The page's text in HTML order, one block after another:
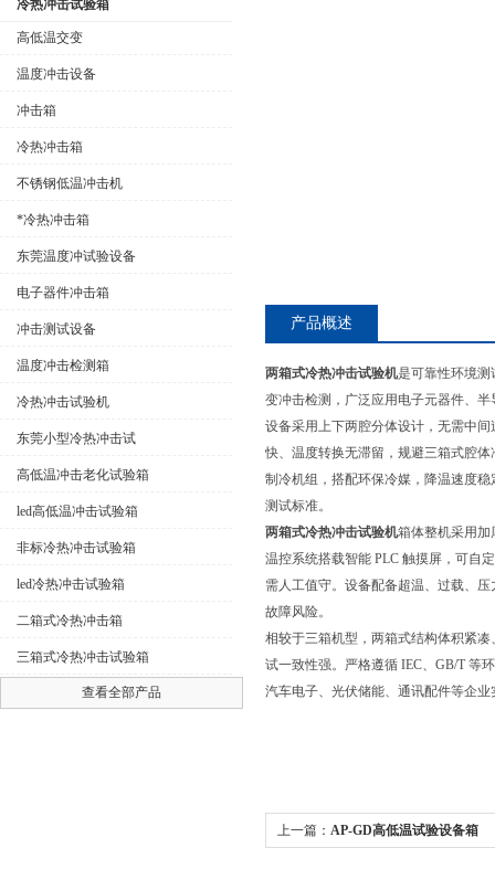
冷热冲击试验箱
高低温交变
温度冲击设备
冲击箱
冷热冲击箱
不锈钢低温冲击机
*冷热冲击箱
东莞温度冲试验设备
电子器件冲击箱
冲击测试设备
温度冲击检测箱
冷热冲击试验机
东莞小型冷热冲击试
高低温冲击老化试验箱
led高低温冲击试验箱
非标冷热冲击试验箱
led冷热冲击试验箱
二箱式冷热冲击箱
三箱式冷热冲击试验箱
查看全部产品
产品概述
两箱式冷热冲击试验机是可靠性环境测
变冲击检测，广泛应用电子元器件、
设备采用上下两腔分体设计，无需中
快、温度转换无滞留，规避三箱式腔
制冷机组，搭配环保冷媒，降温速度
测试标准。
两箱式冷热冲击试验机箱体整机采用加
温控系统搭载智能 PLC 触摸屏，可自
需人工值守。设备配备超温、过载、
故障风险。
相较于三箱机型，两箱式结构体积紧
试一致性强。严格遵循 IEC、GB/T 等
汽车电子、光伏储能、通讯配件等企
上一篇： AP-GD高低温试验设备箱